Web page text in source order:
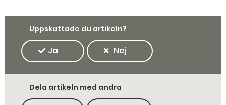
Uppskattade du artikeln?
Ja Nej
Dela artikeln med andra